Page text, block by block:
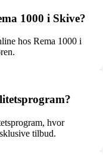
1000 i Skive?
hos Rema 1000 i
hvor
tilbud.